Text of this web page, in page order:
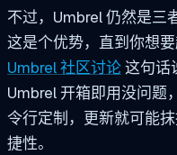
不过，Umbrel 仍然是三
这是个优势，直到你想
Umbrel 社区讨论这句话
Umbrel 开箱即用没问题
令行定制，更新就可能
捷性。